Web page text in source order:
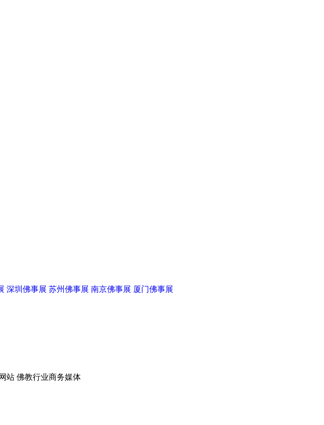
深圳佛事展 苏州佛事展 南京佛事展 厦门佛事展
站 佛教行业商务媒体